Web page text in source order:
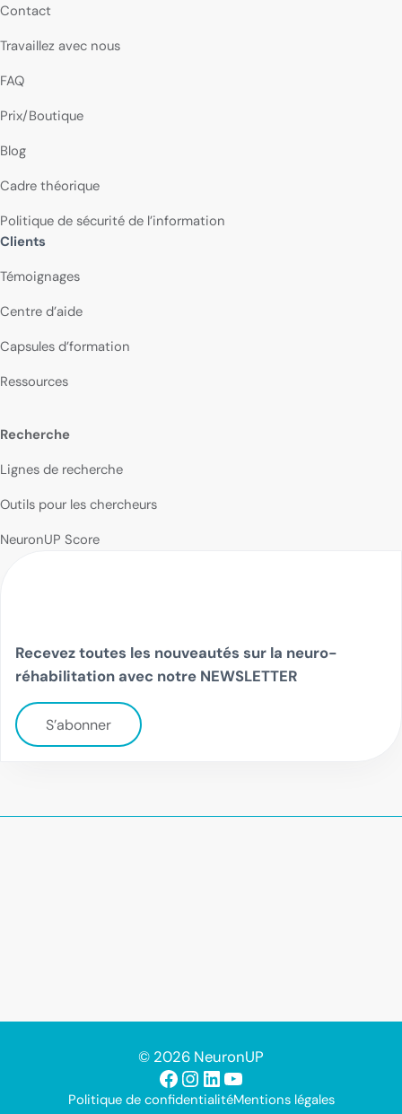
Contact
Travaillez avec nous
FAQ
Prix/Boutique
Blog
Cadre théorique
Politique de sécurité de l’information
Clients
Témoignages
Centre d’aide
Capsules d’formation
Ressources
Recherche
Lignes de recherche
Outils pour les chercheurs
NeuronUP Score
Recevez toutes les nouveautés sur la neuro-
réhabilitation avec notre NEWSLETTER
S’abonner
© 2026 NeuronUP
Facebook
Instagram
LinkedIn
YouTube
Politique de confidentialitéMentions légales